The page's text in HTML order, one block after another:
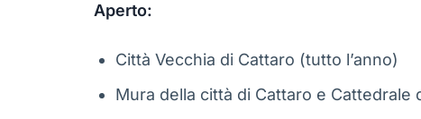
Aperto:
Città Vecchia di Cattaro (tutto l’anno)
Mura della città di Cattaro e Cattedrale